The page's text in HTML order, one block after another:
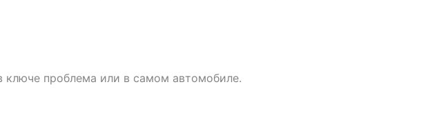
ключе проблема или в самом автомобиле.